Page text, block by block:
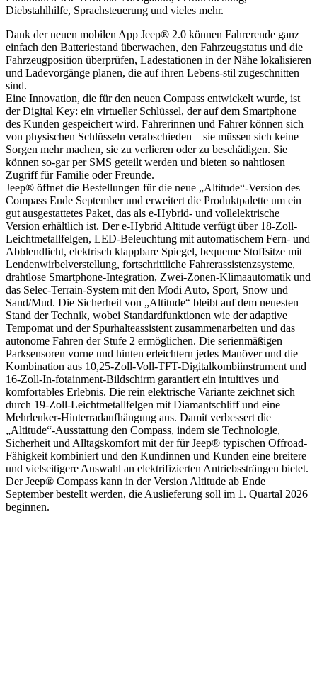
Diebstahlhilfe, Sprachsteuerung und vieles mehr.
Dank der neuen mobilen App Jeep® 2.0 können Fahrerende ganz
einfach den Batteriestand überwachen, den Fahrzeugstatus und die
Fahrzeugposition überprüfen, Ladestationen in der Nähe lokalisieren
und Ladevorgänge planen, die auf ihren Lebens-stil zugeschnitten
sind.
Eine Innovation, die für den neuen Compass entwickelt wurde, ist
der Digital Key: ein virtueller Schlüssel, der auf dem Smartphone
des Kunden gespeichert wird. Fahrerinnen und Fahrer können sich
von physischen Schlüsseln verabschieden – sie müssen sich keine
Sorgen mehr machen, sie zu verlieren oder zu beschädigen. Sie
können so-gar per SMS geteilt werden und bieten so nahtlosen
Zugriff für Familie oder Freunde.
Jeep® öffnet die Bestellungen für die neue „Altitude“-Version des
Compass Ende September und erweitert die Produktpalette um ein
gut ausgestattetes Paket, das als e-Hybrid- und vollelektrische
Version erhältlich ist. Der e-Hybrid Altitude verfügt über 18-Zoll-
Leichtmetallfelgen, LED-Beleuchtung mit automatischem Fern- und
Abblendlicht, elektrisch klappbare Spiegel, bequeme Stoffsitze mit
Lendenwirbelverstellung, fortschrittliche Fahrerassistenzsysteme,
drahtlose Smartphone-Integration, Zwei-Zonen-Klimaautomatik und
das Selec-Terrain-System mit den Modi Auto, Sport, Snow und
Sand/Mud. Die Sicherheit von „Altitude“ bleibt auf dem neuesten
Stand der Technik, wobei Standardfunktionen wie der adaptive
Tempomat und der Spurhalteassistent zusammenarbeiten und das
autonome Fahren der Stufe 2 ermöglichen. Die serienmäßigen
Parksensoren vorne und hinten erleichtern jedes Manöver und die
Kombination aus 10,25-Zoll-Voll-TFT-Digitalkombiinstrument und
16-Zoll-In-fotainment-Bildschirm garantiert ein intuitives und
komfortables Erlebnis. Die rein elektrische Variante zeichnet sich
durch 19-Zoll-Leichtmetallfelgen mit Diamantschliff und eine
Mehrlenker-Hinterradaufhängung aus. Damit verbessert die
„Altitude“-Ausstattung den Compass, indem sie Technologie,
Sicherheit und Alltagskomfort mit der für Jeep® typischen Offroad-
Fähigkeit kombiniert und den Kundinnen und Kunden eine breitere
und vielseitigere Auswahl an elektrifizierten Antriebssträngen bietet.
Der Jeep® Compass kann in der Version Altitude ab Ende
September bestellt werden, die Auslieferung soll im 1. Quartal 2026
beginnen.